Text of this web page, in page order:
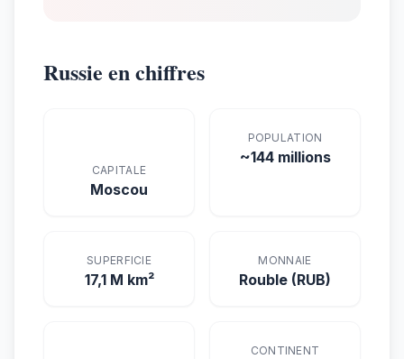
Russie en chiffres
CAPITALE
Moscou
POPULATION
~144 millions
SUPERFICIE
17,1 M km²
MONNAIE
Rouble (RUB)
CONTINENT